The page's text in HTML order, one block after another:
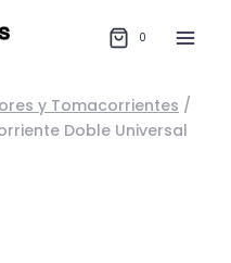
0
y Tomacorrientes /
Doble Universal